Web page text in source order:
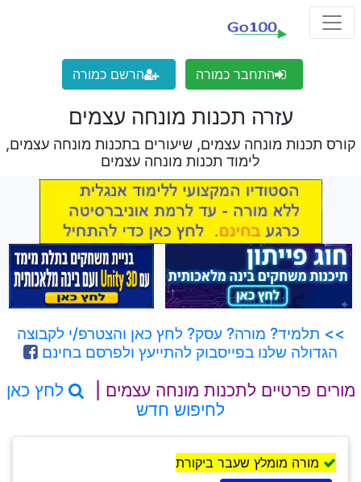
התחבר כמורה הרשם כמורה
עזרה תכנות מונחה עצמים
קורס תכנות מונחה עצמים, שיעורים בתכנות מונחה עצמים,
לימוד תכנות מונחה עצמים
>> תלמיד? מורה? עסק? לחץ כאן והצטרפ/י לקבוצה
הגדולה שלנו בפייסבוק להתייעץ ולפרסם בחינם
מורים פרטיים לתכנות מונחה עצמים |
לחץ כאן
לחיפוש חדש
מורה מומלץ שעבר ביקורת